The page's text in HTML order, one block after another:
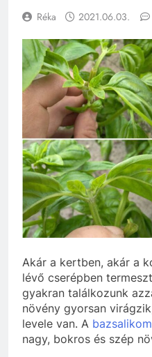
Réka 2021.06.03.
Akár a kertben, akár a
lévő cserépben
gyakran találkozunk
növény gyorsan
levele van. A bazsalikom
nagy, bokros és szép